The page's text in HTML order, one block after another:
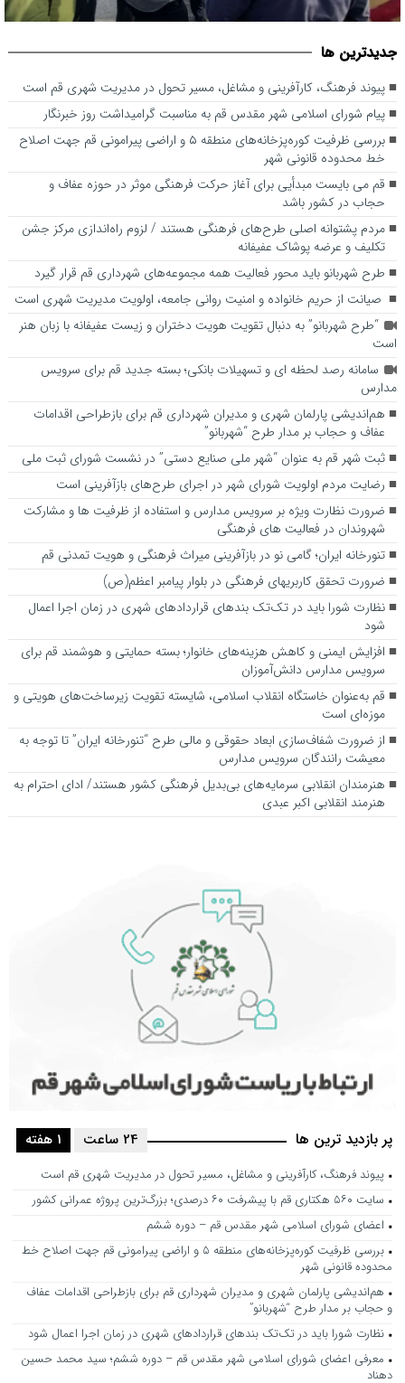
اصلاح خط محدوده قانونی شهر
جديدترين ها
پیوند فرهنگ، کارآفرینی و مشاغل، مسیر تحول در مدیریت شهری قم است
پیام شورای اسلامی شهر مقدس قم به مناسبت گرامیداشت روز خبرنگار
بررسی ظرفیت کوره‌پزخانه‌های منطقه ۵ و اراضی پیرامونی قم جهت اصلاح
خط محدوده قانونی شهر
قم می بایست مبدأیی برای آغاز حرکت فرهنگی موثر در حوزه عفاف و
حجاب در کشور باشد
مردم پشتوانه اصلی طرح‌های فرهنگی هستند / لزوم راه‌اندازی مرکز جشن
تکلیف و عرضه پوشاک عفیفانه
طرح شهربانو باید محور فعالیت همه مجموعه‌های شهرداری قم قرار گیرد
صیانت از حریم خانواده و امنیت روانی جامعه، اولویت مدیریت شهری است
“طرح شهربانو” به دنبال تقویت هویت دختران و زیست عفیفانه با زبان هنر
است
سامانه رصد لحظه ای و تسهیلات بانکی؛ بسته جدید قم برای سرویس
مدارس
هم‌اندیشی پارلمان شهری و مدیران شهرداری قم برای بازطراحی اقدامات
عفاف و حجاب بر مدار طرح “شهربانو”
ثبت شهر قم به عنوان “شهر ملی صنایع دستی” در نشست شورای ثبت ملی
رضایت مردم اولویت شورای شهر در اجرای طرح‌های بازآفرینی است
ضرورت نظارت ویژه بر سرویس مدارس و استفاده از ظرفیت ها و مشارکت
شهروندان در فعالیت های فرهنگی
تنورخانه ایران؛ گامی نو در بازآفرینی میراث فرهنگی و هویت تمدنی قم
ضرورت تحقق کاربری­های فرهنگی در بلوار پیامبر اعظم(ص)
نظارت شورا باید در تک‌تک بندهای قراردادهای شهری در زمان اجرا اعمال
شود
افزایش ایمنی و کاهش هزینه‌های خانوار؛ بسته حمایتی و هوشمند قم برای
سرویس مدارس دانش‌آموزان
قم به‌عنوان خاستگاه انقلاب اسلامی، شایسته تقویت زیرساخت‌های هویتی و
موزه‌ای است
از ضرورت شفاف‌سازی ابعاد حقوقی و مالی طرح “تنورخانه ایران” تا توجه به
معیشت رانندگان سرویس مدارس
هنرمندان انقلابی سرمایه‌های بی‌بدیل فرهنگی کشور هستند/ ادای احترام به
هنرمند انقلابی اکبر عبدی
پر بازدید ترین ها 1 هفته 24 ساعت
پیوند فرهنگ، کارآفرینی و مشاغل، مسیر تحول در مدیریت شهری قم است
سایت ۵۶۰ هکتاری قم با پیشرفت ۶۰ درصدی؛ بزرگ‌ترین پروژه عمرانی کشور
اعضای شورای اسلامی شهر مقدس قم – دوره ششم
بررسی ظرفیت کوره‌پزخانه‌های منطقه ۵ و اراضی پیرامونی قم جهت اصلاح خط
محدوده قانونی شهر
هم‌اندیشی پارلمان شهری و مدیران شهرداری قم برای بازطراحی اقدامات عفاف
و حجاب بر مدار طرح “شهربانو”
نظارت شورا باید در تک‌تک بندهای قراردادهای شهری در زمان اجرا اعمال شود
معرفی اعضای شورای اسلامی شهر مقدس قم – دوره ششم؛ سید محمد حسین
دهناد